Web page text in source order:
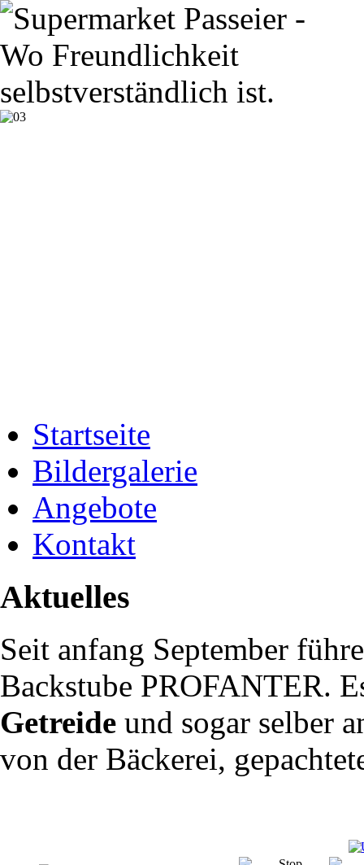
Startseite
Bildergalerie
Angebote
Kontakt
Aktuelles
Seit anfang September
Backstube PROFANTER.
Getreide und sogar selber
von der Bäckerei,